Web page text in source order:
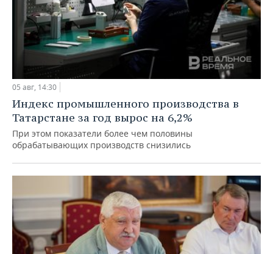
05 авг, 14:30
Индекс промышленного производства в
Татарстане за год вырос на 6,2%
При этом показатели более чем половины
обрабатывающих производств снизились